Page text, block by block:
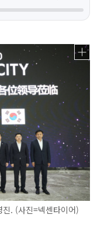
. (사진=넥센타이어)